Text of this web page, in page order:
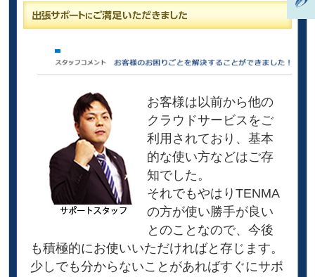
お客様は以前から他の
クラウドサービスをご
利用されており、基本
的な使い方などはご存
知でした。
それでもやはりTENMA
の方が使い勝手が良い
とのことなので、今後
も積極的にお使いいただければと存じます。
少しでも分からないことがあればすぐにサポ